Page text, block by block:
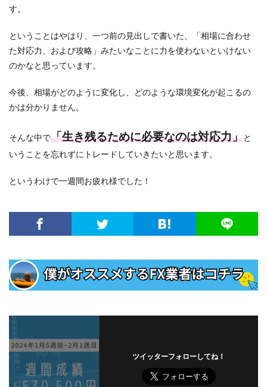
す。
ということはやはり、一つ前の見出しで書いた、「相場に合わせ
た対応力、および攻略」みたいなことに力を使わないといけない
のかなと思っています。
今後、相場がどのように変化し、どのような環境変化が起こるの
かは分かりません。
そんな中で「生き残るために必要なのは対応力」と
いうことを忘れずにトレードしていきたいと思います。
というわけで一週間お疲れ様でした！
ツイッターフォローしてね！